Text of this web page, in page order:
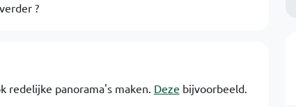
?
redelijke panorama's maken. Deze bijvoorbeeld.